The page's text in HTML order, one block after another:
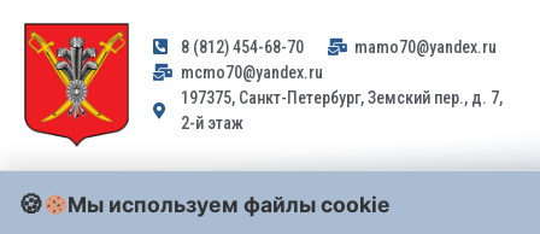
8 (812) 454-68-70
mamo70@yandex.ru
mcmo70@yandex.ru
197375, Санкт-Петербург, Земский пер., д. 7,
2-й этаж
адрес email, не могут быть рассмотрены на основании
Мы используем файлы cookie